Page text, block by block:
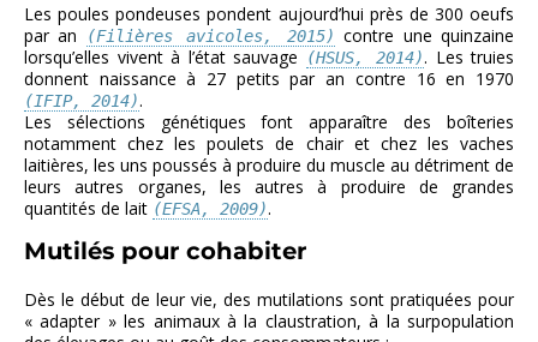
Les poules pondeuses pondent aujourd’hui près de 300 oeufs
par an
(Filières avicoles, 2015) contre une quinzaine
lorsqu’elles vivent à l’état sauvage
(HSUS, 2014). Les truies
donnent naissance à 27 petits par an contre 16 en 1970
(IFIP, 2014).
Les sélections génétiques font apparaître des boîteries
notamment chez les poulets de chair et chez les vaches
laitières, les uns poussés à produire du muscle au détriment de
leurs autres organes, les autres à produire de grandes
quantités de lait (EFSA, 2009).
Mutilés pour cohabiter
Dès le début de leur vie, des mutilations sont pratiquées pour
« adapter » les animaux à la claustration, à la surpopulation